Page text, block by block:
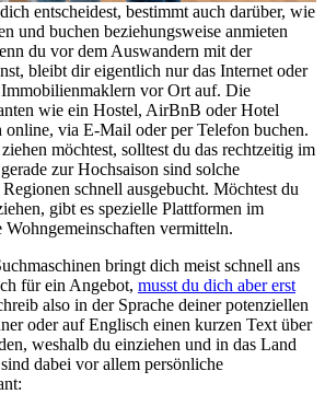
entscheidest, bestimmt auch darüber, wie
und buchen beziehungsweise anmieten
du vor dem Auswandern mit der
bleibt dir eigentlich nur das Internet oder
vor Ort auf. Die
wie ein Hostel, AirBnB oder Hotel
online, via E-Mail oder per Telefon buchen.
möchtest, solltest du das rechtzeitig im
zur Hochsaison sind solche
schnell ausgebucht. Möchtest du
gibt es spezielle Plattformen im
vermitteln.
bringt dich meist schnell ans
für ein Angebot, musst du dich aber erst
also in der Sprache deiner potenziellen
oder auf Englisch einen kurzen Text über
weshalb du einziehen und in das Land
dabei vor allem persönliche